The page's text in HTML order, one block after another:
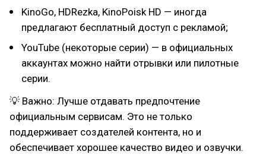
KinoGo, HDRezka, KinoPoisk HD — иногда
предлагают бесплатный доступ с рекламой;
YouTube (некоторые серии) — в официальных
аккаунтах можно найти отрывки или пилотные
серии.
💡 Важно: Лучше отдавать предпочтение
официальным сервисам. Это не только
поддерживает создателей контента, но и
обеспечивает хорошее качество видео и озвучки.